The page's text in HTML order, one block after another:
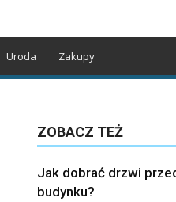
Uroda Zakupy
ZOBACZ TEŻ
Jak dobrać drzwi
budynku?